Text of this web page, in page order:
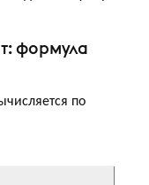
формула
по